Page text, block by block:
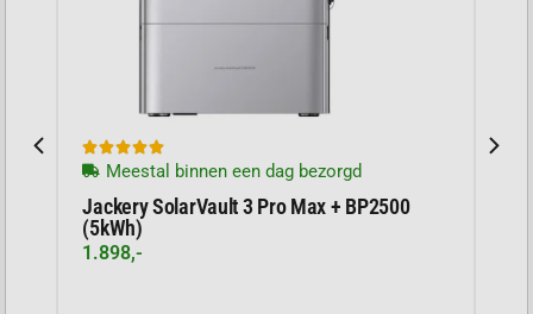

Meestal binnen een dag bezorgd
Jackery SolarVault 3 Pro Max + BP2500
(5kWh)
1.898,-